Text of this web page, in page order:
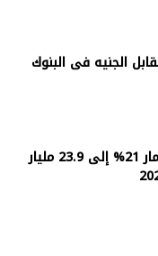
الجنيه فى البنوك
ارتفاع إيرادات مجموعة إعمار 21% إلى 23.9 مليار